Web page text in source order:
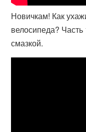
Новичкам! Как
велосипеда?
смазкой.